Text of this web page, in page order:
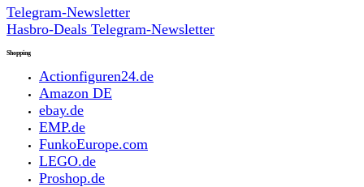
Telegram-Newsletter
Hasbro-Deals Telegram-Newsletter
Shopping
Actionfiguren24.de
Amazon DE
ebay.de
EMP.de
FunkoEurope.com
LEGO.de
Proshop.de